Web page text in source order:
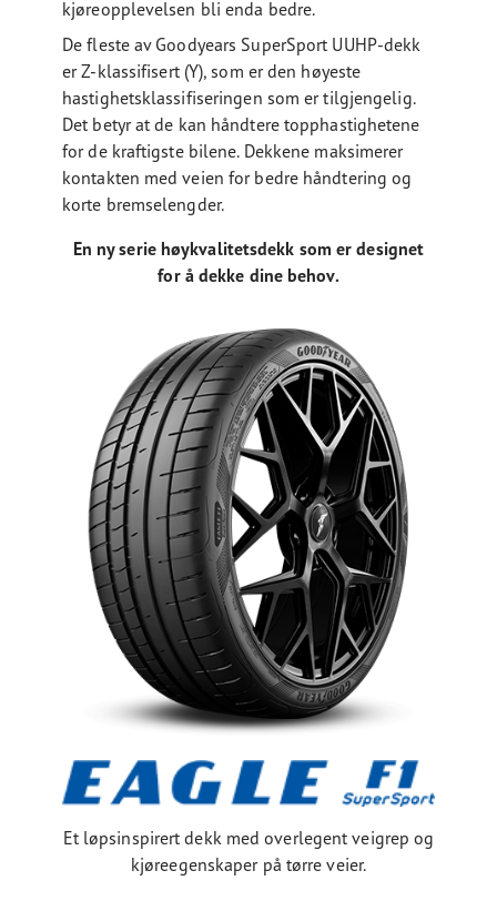
kjøreopplevelsen bli enda bedre.
De fleste av Goodyears SuperSport UUHP-dekk
er Z-klassifisert (Y), som er den høyeste
hastighetsklassifiseringen som er tilgjengelig.
Det betyr at de kan håndtere topphastighetene
for de kraftigste bilene. Dekkene maksimerer
kontakten med veien for bedre håndtering og
korte bremselengder.
En ny serie høykvalitetsdekk som er designet
for å dekke dine behov.
Et løpsinspirert dekk med overlegent veigrep og
kjøreegenskaper på tørre veier.